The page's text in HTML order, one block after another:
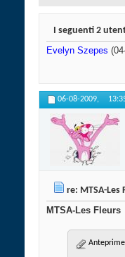
I seguenti 2
Evelyn Szepes
06-08-2009,
re: MTSA-Les
MTSA-Les Fleurs